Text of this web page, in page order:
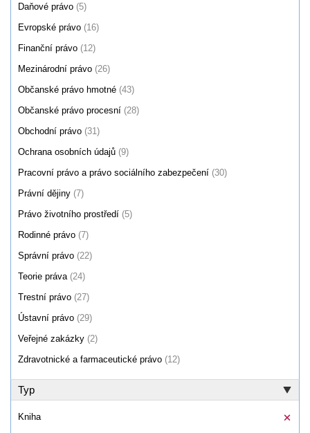
Daňové právo (5)
Evropské právo (16)
Finanční právo (12)
Mezinárodní právo (26)
Občanské právo hmotné (43)
Občanské právo procesní (28)
Obchodní právo (31)
Ochrana osobních údajů (9)
Pracovní právo a právo sociálního zabezpečení (30)
Právní dějiny (7)
Právo životního prostředí (5)
Rodinné právo (7)
Správní právo (22)
Teorie práva (24)
Trestní právo (27)
Ústavní právo (29)
Veřejné zakázky (2)
Zdravotnické a farmaceutické právo (12)
Typ
Kniha